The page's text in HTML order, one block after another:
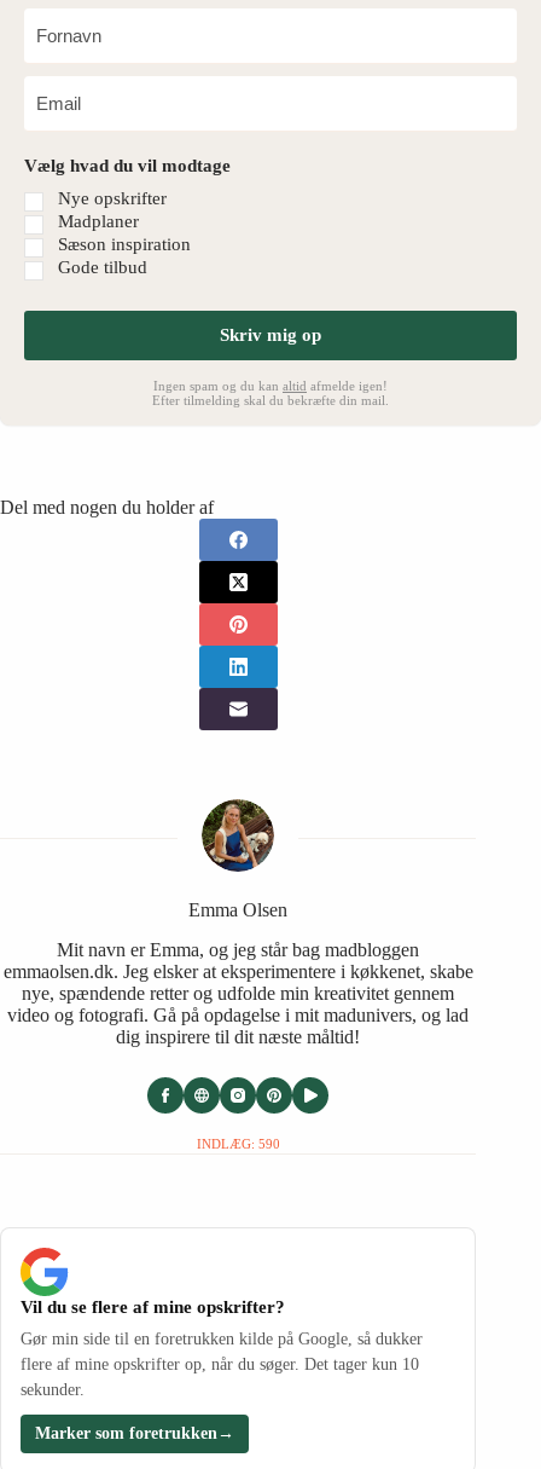
Vælg hvad du vil modtage
Nye opskrifter
Madplaner
Sæson inspiration
Gode tilbud
Skriv mig op
Ingen spam og du kan altid afmelde igen!
Efter tilmelding skal du bekræfte din mail.
Del med nogen du holder af
Emma Olsen
Mit navn er Emma, og jeg står bag madbloggen
emmaolsen.dk. Jeg elsker at eksperimentere i køkkenet, skabe
nye, spændende retter og udfolde min kreativitet gennem
video og fotografi. Gå på opdagelse i mit madunivers, og lad
dig inspirere til dit næste måltid!
INDLÆG: 590
Vil du se flere af mine opskrifter?
Gør min side til en foretrukken kilde på Google, så dukker
flere af mine opskrifter op, når du søger. Det tager kun 10
sekunder.
Marker som foretrukken →